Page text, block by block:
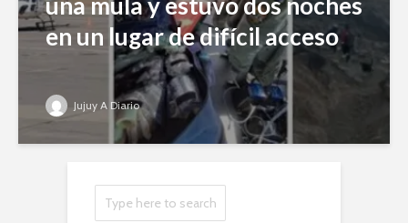
en un lugar de difícil acceso
Jujuy A Diario